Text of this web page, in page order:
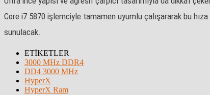
Core i7 5870 işlemciyle tamamen uyumlu çalışararak bu
sunulacak.
ETİKETLER
3000 MHz DDR4
DD4 3000 MHz
HyperX
HyperX Ram